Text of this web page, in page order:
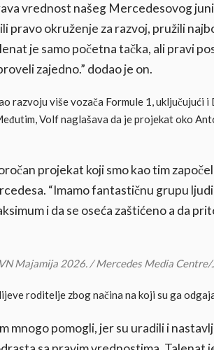
vrednost našeg Mercedesovog
pravo okruženje za razvoj, pružili
je samo početna tačka, ali pravi
zajedno.” dodao je on.
razvoju više vozača Formule 1, uključujući i
Volf naglašava da je projekat oko
projekat koji smo kao tim
“Imamo fantastičnu grupu ljudi
i da se oseća zaštićeno a da
Majamija 2026. / Mercedes Media
roditelje zbog načina na koji su ga
mnogo pomogli, jer su uradili i